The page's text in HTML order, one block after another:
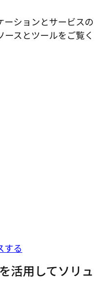
ーションとサービスの
スとツールをご覧く
する
活用してソリュ